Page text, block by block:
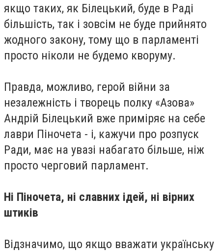
якщо таких, як Білецький, буде в Раді
більшість, так і зовсім не буде прийнято
жодного закону, тому що в парламенті
просто ніколи не будемо кворуму.
Правда, можливо, герой війни за
незалежність і творець полку «Азова»
Андрій Білецький вже приміряє на себе
лаври Піночета - і, кажучи про розпуск
Ради, має на увазі набагато більше, ніж
просто черговий парламент.
Ні Піночета, ні славних ідей, ні вірних
штиків
Відзначимо, що якщо вважати українську